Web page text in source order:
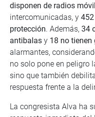
disponen de radios
intercomunicadas, y
protección. Además, 34
antibalas y 18 no tienen
alarmantes,
no solo pone en peligro
sino que también
respuesta frente a la
La congresista Alva ha